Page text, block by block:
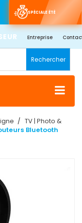
SPÉCIALE ÉTÉ
Entreprise
Rechercher
TV | Photo &
Bluetooth